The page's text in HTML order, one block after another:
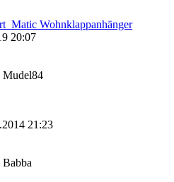
Wohnklappanhänger
20:07
Mudel84
21:23
Babba